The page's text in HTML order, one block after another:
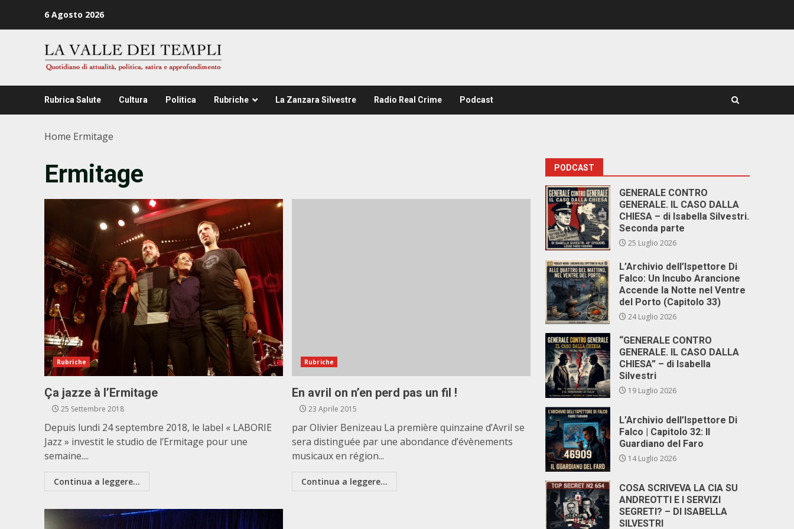
6 Agosto 2026
Rubrica Salute Cultura Politica Rubriche La Zanzara Silvestre Radio Real Crime Podcast
Home Ermitage
Ermitage
Rubriche
Ça jazze à l’Ermitage
25 Settembre 2018
Depuis lundi 24 septembre 2018, le label « LABORIE
Jazz » investit le studio de l’Ermitage pour une
semaine....
Continua a leggere...
Rubriche
En avril on n’en perd pas un fil !
23 Aprile 2015
par Olivier Benizeau La première quinzaine d’Avril se
sera distinguée par une abondance d’évènements
musicaux en région...
Continua a leggere...
PODCAST
GENERALE CONTRO
GENERALE. IL CASO DALLA
CHIESA – di Isabella Silvestri.
Seconda parte
25 Luglio 2026
L’Archivio dell’Ispettore Di
Falco: Un Incubo Arancione
Accende la Notte nel Ventre
del Porto (Capitolo 33)
24 Luglio 2026
“GENERALE CONTRO
GENERALE. IL CASO DALLA
CHIESA” – di Isabella
Silvestri
19 Luglio 2026
L’Archivio dell’Ispettore Di
Falco | Capitolo 32: Il
Guardiano del Faro
14 Luglio 2026
COSA SCRIVEVA LA CIA SU
ANDREOTTI E I SERVIZI
SEGRETI? – DI ISABELLA
SILVESTRI